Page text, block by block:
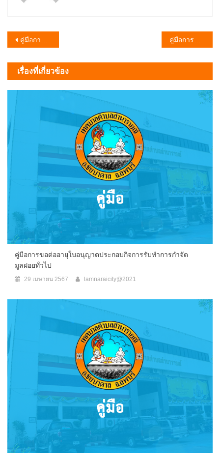
แนะแนว
เรื่อง
คู่มือการขอเลขที่บ้าน คู่มือการขอหนังสือรับรองการเกิด มาตรา20/1
เรื่องที่เกี่ยวข้อง
คู่มือการขอต่ออายุใบอนุญาตประกอบกิจการรับทำการกำจัด
มูลฝอยทั่วไป
29 เมษายน 2567 lamnaraicity@2021